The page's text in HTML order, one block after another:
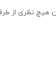
هیچ نظری از